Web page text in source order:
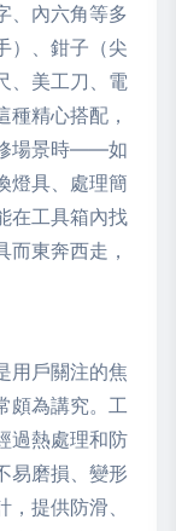
、內六角等多
）、鉗子（尖
、美工刀、電
精心搭配，
場景時——如
燈具、處理簡
在工具箱內找
東奔西走，
用戶關注的焦
頗為講究。工
過熱處理和防
易磨損、變形
提供防滑、